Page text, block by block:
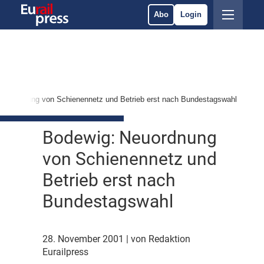
Abo Login
von Schienennetz und Betrieb erst nach Bundestagswahl
Bodewig: Neuordnung
von Schienennetz und
Betrieb erst nach
Bundestagswahl
28. November 2001
| von Redaktion
Eurailpress